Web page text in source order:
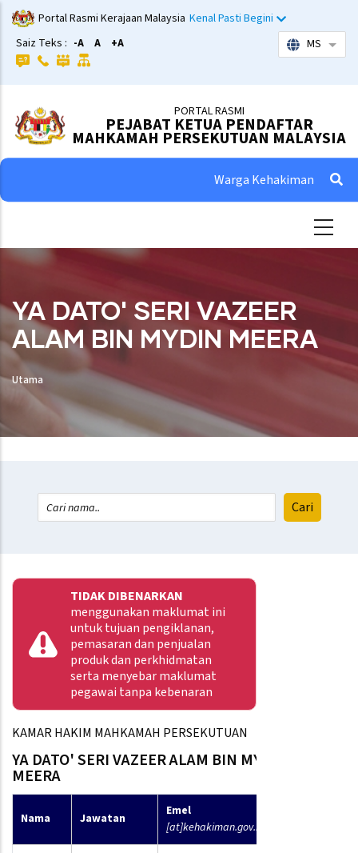
Skip
to
main
content
Portal Rasmi Kerajaan Malaysia Kenal Pasti Begini
Saiz Teks : -A A +A MS List
PORTAL RASMI
PEJABAT KETUA PENDAFTAR
MAHKAMAH PERSEKUTUAN MALAYSIA
Warga Kehakiman
YA DATO' SERI VAZEER
ALAM BIN MYDIN MEERA
Utama
TIDAK DIBENARKAN
menggunakan maklumat ini
untuk tujuan pengiklanan,
pemasaran dan penjualan
produk dan perkhidmatan
serta menyebar maklumat
pegawai tanpa kebenaran
KAMAR HAKIM MAHKAMAH PERSEKUTUAN
YA DATO' SERI VAZEER ALAM BIN MYDIN
MEERA
Nama Jawatan
Emel
[at]kehakiman.gov.my